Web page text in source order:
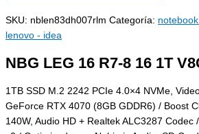
SKU: nblen83dh007rlm Categoría:
lenovo - idea
NBG LEG 16 R7-8 16 1T
1TB SSD M.2 2242 PCIe 4.0×4 NVMe,
GeForce RTX 4070 (8GB GDDR6) / Boost
140W, Audio HD + Realtek ALC3287 Codec